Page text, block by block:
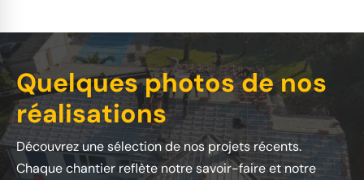
Quelques photos de nos
réalisations
Découvrez une sélection de nos projets récents.
Chaque chantier reflète notre savoir-faire et notre